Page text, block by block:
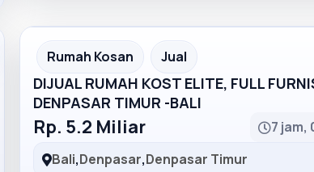
Partner Ad
Rumah Kosan Jual
DIJUAL RUMAH KOST ELITE, FULL
DENPASAR TIMUR -BALI
Rp. 5.2 Miliar
7 jam,
Bali,Denpasar,Denpasar Timur